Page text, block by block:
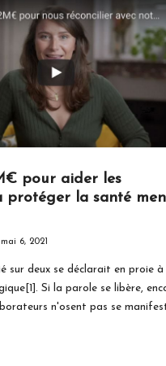
pour aider les
protéger la santé
mai 6, 2021
sur deux se déclarait en proie à
Si la parole se libère,
n'osent pas se